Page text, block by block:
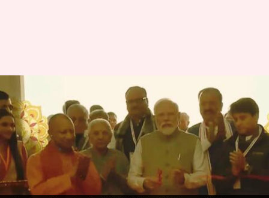
Ayodhya Airport: అయోధ్యలో
మహర్షి వాల్మీకి విమానాశ్రయాన్ని
ప్రారంభించిన ప్రధాని మోదీ
వ్రాసిన వారు Stalin Dec 30, 2023 02:04 pm
ఈ వార్తాకథనం ఏంటి